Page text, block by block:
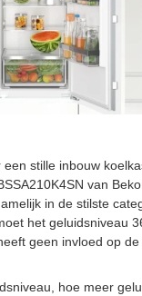
stille inbouw
van
in de stilste
het geluidsniveau
geen invloed op
hoe meer